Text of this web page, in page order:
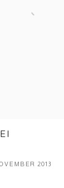
2013